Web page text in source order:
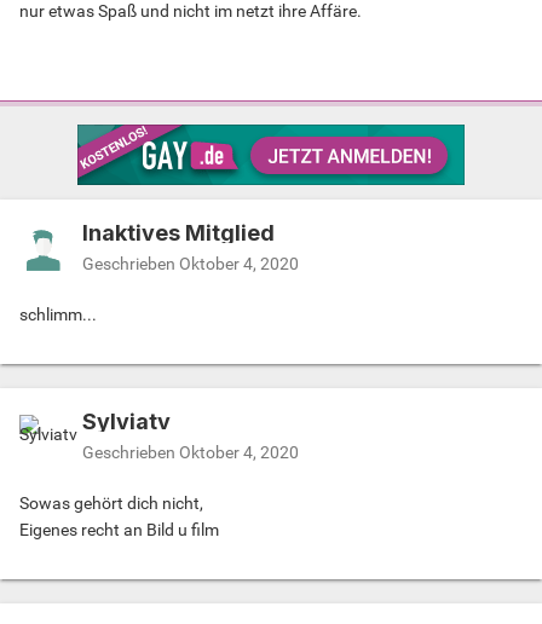
nur etwas Spaß und nicht im netzt ihre Affäre.
Inaktives Mitglied
Geschrieben Oktober 4, 2020
schlimm...
Sylviatv
Geschrieben Oktober 4, 2020
Sowas gehört dich nicht,
Eigenes recht an Bild u film